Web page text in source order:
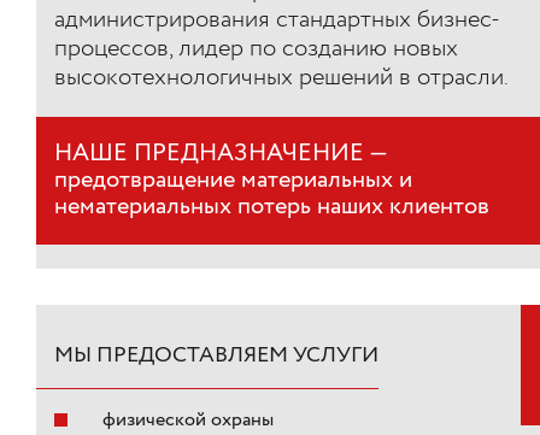
администрирования стандартных бизнес-
процессов, лидер по созданию новых
высокотехнологичных решений в отрасли.
НАШЕ ПРЕДНАЗНАЧЕНИЕ —
предотвращение материальных и
нематериальных потерь наших клиентов
МЫ ПРЕДОСТАВЛЯЕМ УСЛУГИ
физической охраны